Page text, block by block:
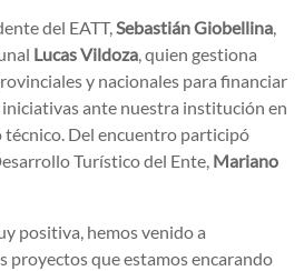
del EATT,Sebastián Giobellina,
Lucas Vildoza, quien gestiona
y nacionales para financiar
iniciativas ante nuestra institución en
técnico. Del encuentro participó
Turístico del Ente, Mariano
positiva, hemos venido a
proyectos que estamos encarando